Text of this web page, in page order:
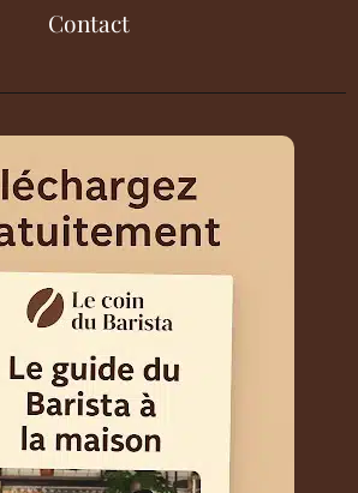
Contact